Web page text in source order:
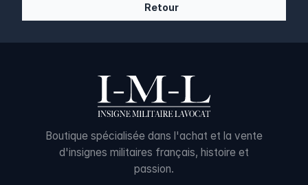
Retour
Boutique spécialisée dans l'achat et la vente
d'insignes militaires français, histoire et
passion.